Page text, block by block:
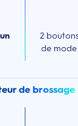
2
de
de brossage